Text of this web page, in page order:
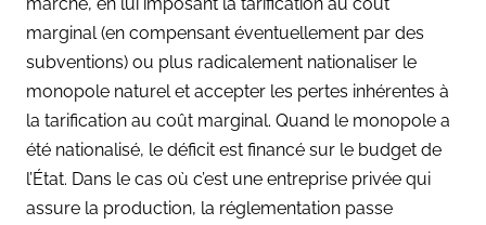
marginal (en compensant éventuellement par des
subventions) ou plus radicalement nationaliser le
monopole naturel et accepter les pertes inhérentes à
la tarification au coût marginal. Quand le monopole a
été nationalisé, le déficit est financé sur le budget de
l’État. Dans le cas où c’est une entreprise privée qui
assure la production, la réglementation passe